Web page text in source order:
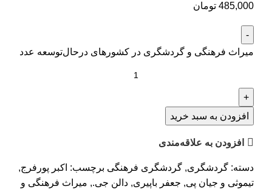
485,000 تومان
میراث فرهنگی و گردشگری در کشورهای در‌حال‌توسعه عدد
افزودن به سبد خرید
افزودن به علاقه‌مندی
دسته: گردشگری, گردشگری فرهنگی برچسب: اکبر پورفرج,
تیموثی و جیان پی, جعفر باپیری, دالن جی., میراث فرهنگی و